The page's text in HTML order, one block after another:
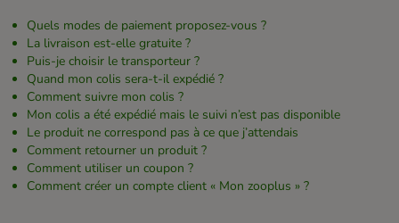
Quels modes de paiement proposez-vous ?
La livraison est-elle gratuite ?
Puis-je choisir le transporteur ?
Quand mon colis sera-t-il expédié ?
Comment suivre mon colis ?
Mon colis a été expédié mais le suivi n’est pas disponible
Le produit ne correspond pas à ce que j’attendais
Comment retourner un produit ?
Comment utiliser un coupon ?
Comment créer un compte client « Mon zooplus » ?